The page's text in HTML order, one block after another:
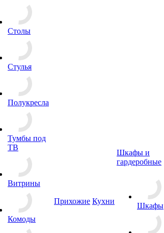
Столы
Стулья
Полукресла
Тумбы под
ТВ
Витрины
Комоды
Прихожие Кухни
Шкафы и
гардеробные
Шкафы